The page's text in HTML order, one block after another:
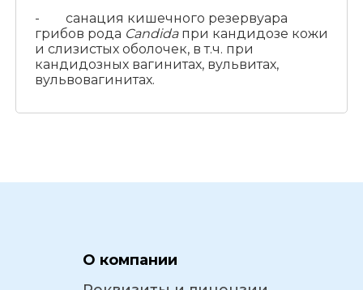
- санация кишечного резервуара
грибов рода Candidaпри кандидозе кожи
и слизистых оболочек, в т.ч. при
кандидозных вагинитах, вульвитах,
вульвовагинитах.
О компании